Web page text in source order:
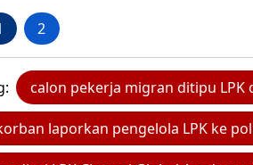
2
calon pekerja migran ditipu LPK
laporkan pengelola LPK ke